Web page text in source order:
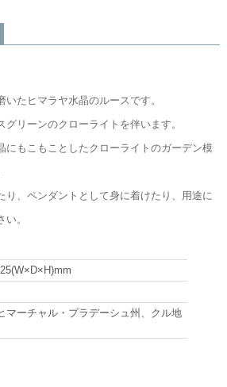
たヒマラヤ水晶のルースです。
リーンのクローライトを伴います。
にもこもことしたクローライトのガーデン模
り、ペンダントとして身に着けたり、用途に
。
マーチャル・プラデーシュ州、クル地